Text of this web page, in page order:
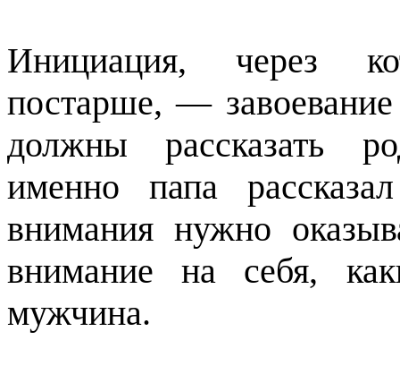
Инициация, через
постарше, —
должны рассказать
именно папа
внимания нужно
внимание на себя,
мужчина.